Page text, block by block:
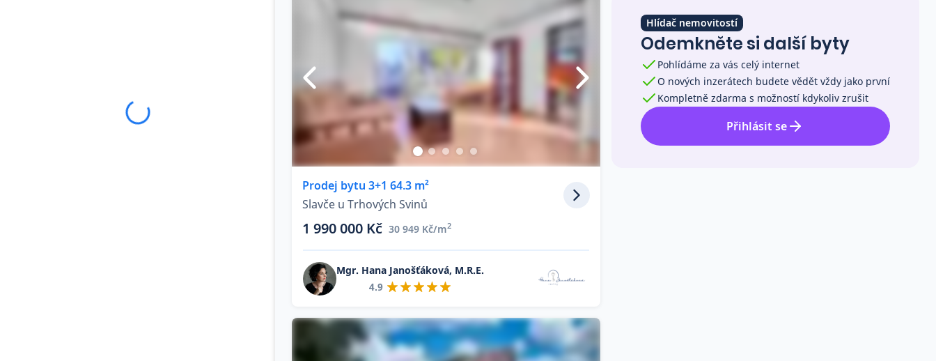
Prodej bytu 3+1 64.3 m²
Slavče u Trhových Svinů
1 990 000 Kč 30 949 Kč/m2
Mgr. Hana Janošťáková, M.R.E.
4.9
Hlídač nemovitostí
Odemkněte si další byty
Pohlídáme za vás celý internet
O nových inzerátech budete vědět vždy jako první
Kompletně zdarma s možností kdykoliv zrušit
Přihlásit se